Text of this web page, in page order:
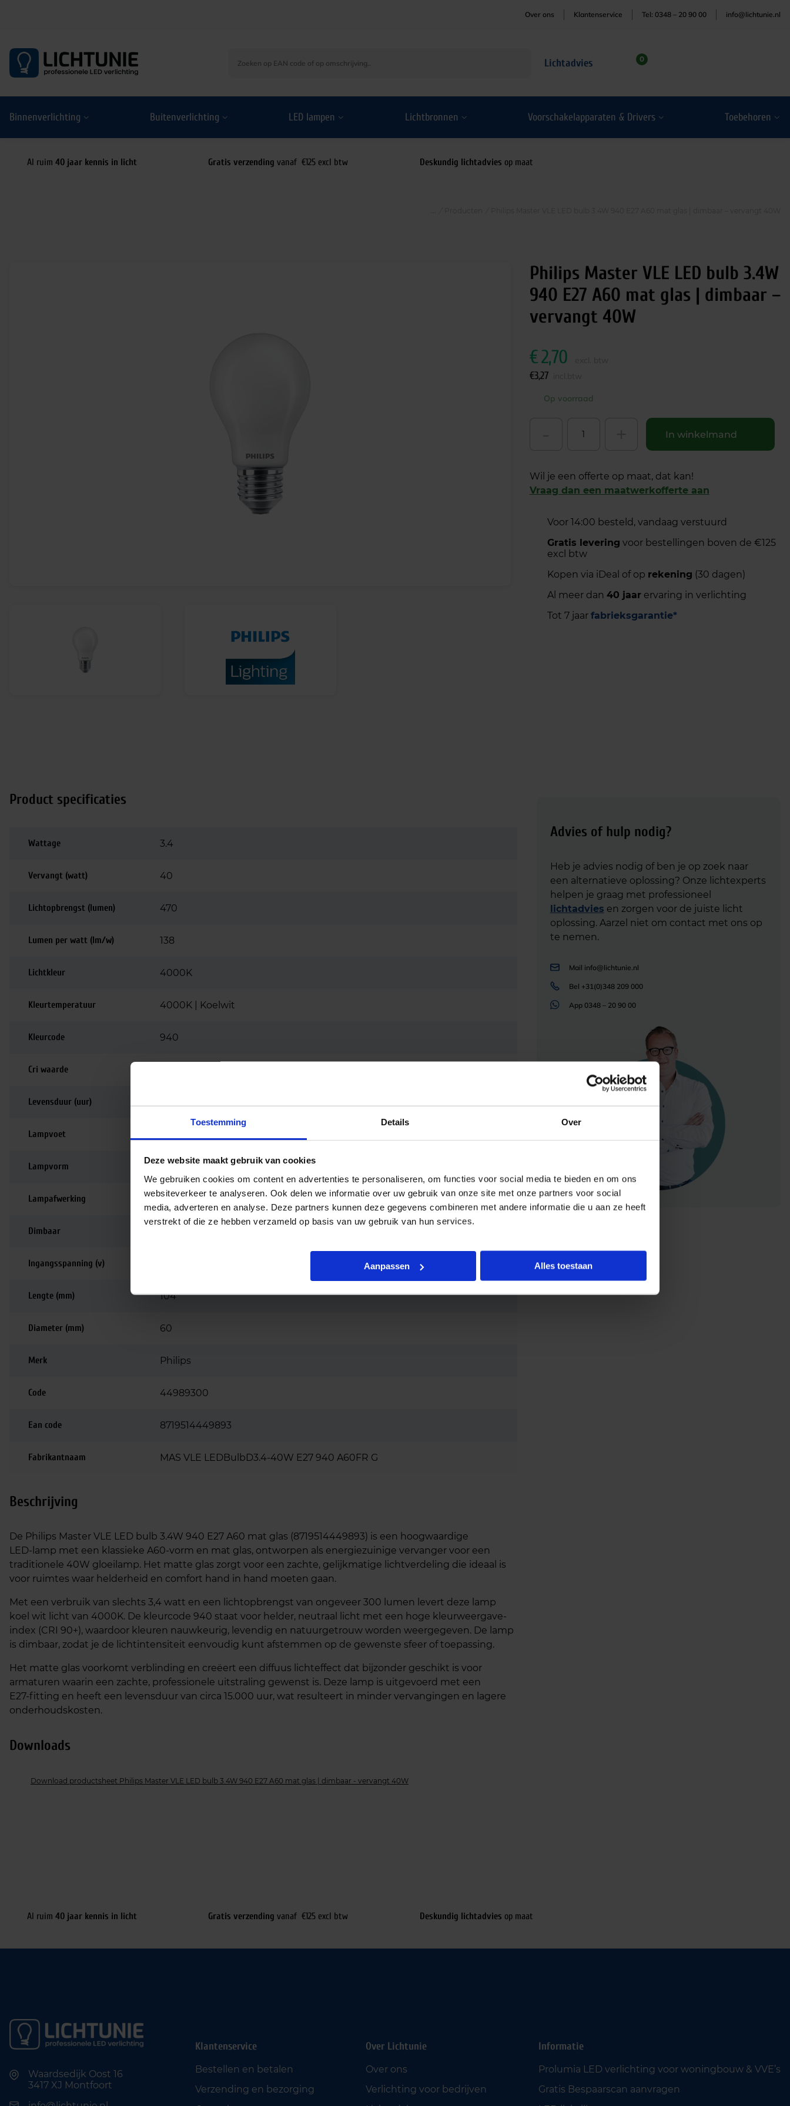
Toestemming Details Over
Deze website maakt gebruik van cookies
We gebruiken cookies om content en advertenties te personaliseren, om functies voor social media te bieden en om ons
websiteverkeer te analyseren. Ook delen we informatie over uw gebruik van onze site met onze partners voor social
media, adverteren en analyse. Deze partners kunnen deze gegevens combineren met andere informatie die u aan ze heeft
verstrekt of die ze hebben verzameld op basis van uw gebruik van hun services.
Aanpassen Alles toestaan
Over ons Klantenservice Tel: 0348 – 20 90 00 info@lichtunie.nl
Lichtadvies 0
Binnenverlichting Buitenverlichting LED lampen Lichtbronnen Voorschakelapparaten & Drivers Toebehoren
Al ruim 40 jaar kennis in licht Gratis verzending vanaf €125 excl btw Deskundig lichtadvies op maat
Philips Master VLE LED bulb 3.4W
940 E27 A60 mat glas | dimbaar –
vervangt 40W
€2,70
€3,27
Op voorraad
In winkelmand
Wil je een offerte op maat, dat kan!
Vraag dan een maatwerkofferte aan
Voor 14:00 besteld, vandaag verstuurd
Gratis levering voor bestellingen boven de €125
excl btw
Kopen via iDeal of op rekening (30 dagen)
Al meer dan 40 jaarervaring in verlichting
Tot 7 jaar fabrieksgarantie*
Product specificaties
Wattage 3.4
Vervangt (watt) 40
Lichtopbrengst (lumen) 470
Lumen per watt (lm/w) 138
Lichtkleur 4000K
Kleurtemperatuur 4000K | Koelwit
Kleurcode 940
Cri waarde
Levensduur (uur)
Lampvoet
Lampvorm Peer
Lampafwerking Mat
Dimbaar
Ingangsspanning (v)
Lengte (mm) 104
Diameter (mm) 60
Merk Philips
Code 44989300
Ean code 8719514449893
Fabrikantnaam MAS VLE LEDBulbD3.4-40W E27 940 A60FR G
Beschrijving
De Philips Master VLE LED bulb 3.4W 940 E27 A60 mat glas (8719514449893) is een hoogwaardige
LED‑lamp met een klassieke A60‑vorm en mat glas, ontworpen als energiezuinige vervanger voor een
traditionele 40W gloeilamp. Het matte glas zorgt voor een zachte, gelijkmatige lichtverdeling die ideaal is
voor ruimtes waar helderheid en comfort hand in hand moeten gaan.
Met een verbruik van slechts 3,4 watt en een lichtopbrengst van ongeveer 300 lumen levert deze lamp
koel wit licht van 4000K. De kleurcode 940 staat voor helder, neutraal licht met een hoge kleurweergave-
index (CRI 90+), waardoor kleuren nauwkeurig, levendig en natuurgetrouw worden weergegeven. De lamp
is dimbaar, zodat je de lichtintensiteit eenvoudig kunt afstemmen op de gewenste sfeer of toepassing.
Het matte glas voorkomt verblinding en creëert een diffuus lichteffect dat bijzonder geschikt is voor
armaturen waarin een zachte, professionele uitstraling gewenst is. Deze lamp is uitgevoerd met een
E27‑fitting en heeft een levensduur van circa 15.000 uur, wat resulteert in minder vervangingen en lagere
onderhoudskosten.
Downloads
Download productsheet Philips Master VLE LED bulb 3.4W 940 E27 A60 mat glas | dimbaar - vervangt 40W
Advies of hulp nodig?
Heb je advies nodig of ben je op zoek naar
een alternatieve oplossing? Onze lichtexperts
helpen je graag met professioneel
lichtadvies en zorgen voor de juiste licht
oplossing. Aarzel niet om contact met ons op
te nemen.
Mail info@lichtunie.nl
Bel +31(0)348 209 000
App 0348 – 20 90 00
Al ruim 40 jaar kennis in licht Gratis verzending vanaf €125 excl btw Deskundig lichtadvies op maat
Waardsedijk Oost 16
3417 XJ Montfoort
Klantenservice
Bestellen en betalen
Verzending en bezorging
Over Lichtunie
Over ons
Verlichting voor bedrijven
Informatie
Prolumia LED verlichting voor woningbouw & VVE’s
Gratis Bespaarscan aanvragen